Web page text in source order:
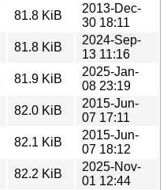
81.8 KiB
2013-Dec-
30 18:11
81.8 KiB
2024-Sep-
13 11:16
81.9 KiB
2025-Jan-
08 23:19
82.0 KiB
2015-Jun-
07 17:11
82.1 KiB
2015-Jun-
07 18:12
82.2 KiB
2025-Nov-
01 12:44